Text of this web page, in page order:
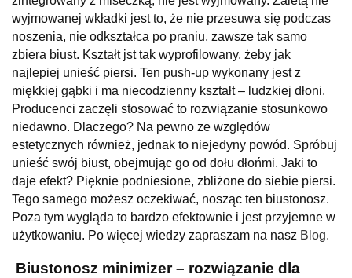
wyjmowanej wkładki jest to, że nie przesuwa się podczas
noszenia, nie odkształca po praniu, zawsze tak samo
zbiera biust. Kształt jst tak wyprofilowany, żeby jak
najlepiej unieść piersi. Ten push-up wykonany jest z
miękkiej gąbki i ma niecodzienny kształt – ludzkiej dłoni.
Producenci zaczęli stosować to rozwiązanie stosunkowo
niedawno. Dlaczego? Na pewno ze względów
estetycznych również, jednak to niejedyny powód. Spróbuj
unieść swój biust, obejmując go od dołu dłońmi. Jaki to
daje efekt? Pięknie podniesione, zbliżone do siebie piersi.
Tego samego możesz oczekiwać, nosząc ten biustonosz.
Poza tym wygląda to bardzo efektownie i jest przyjemne w
użytkowaniu. Po więcej wiedzy zapraszam na nasz Blog.
Biustonosz minimizer – rozwiązanie dla